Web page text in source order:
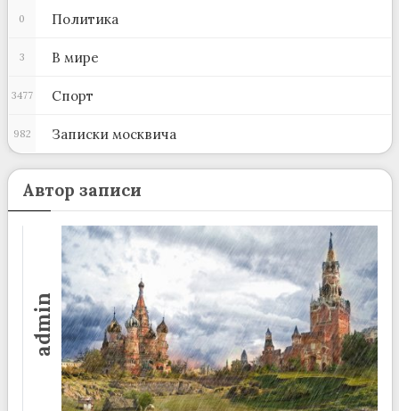
Политика
0
В мире
3
Спорт
3477
Записки москвича
982
Автор записи
admin